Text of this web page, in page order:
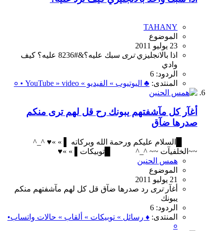
TAHANY
الموضوع
23 يوليو 2011
اذا بالانجليزيترى سبك عليه؟&#8236‎ عليه؟‬‎ كيف
وادي
الردود: 6
المنتدى: ♣ اليوتيوب » الفيديو » ० • YouTube » video
أغآر كل مآشفتهم يبونك رح قل لهم ترى منكم
صدرها ضآق
█السلام عليكم ورحمة الله وبركاته ▌ » »♥ ^_^
~~الخلفيآت ~~ ^_^ █توبيكات▌ » »♥
همس الحنين
الموضوع
21 يوليو 2011
أغآرترى رد صدرها ضآق قل كل لهم مآشفتهم منكم
يبونك
الردود: 6
المنتدى: ♦ رسائل » توبيكات » ألقاب » حالات واتساب•
०